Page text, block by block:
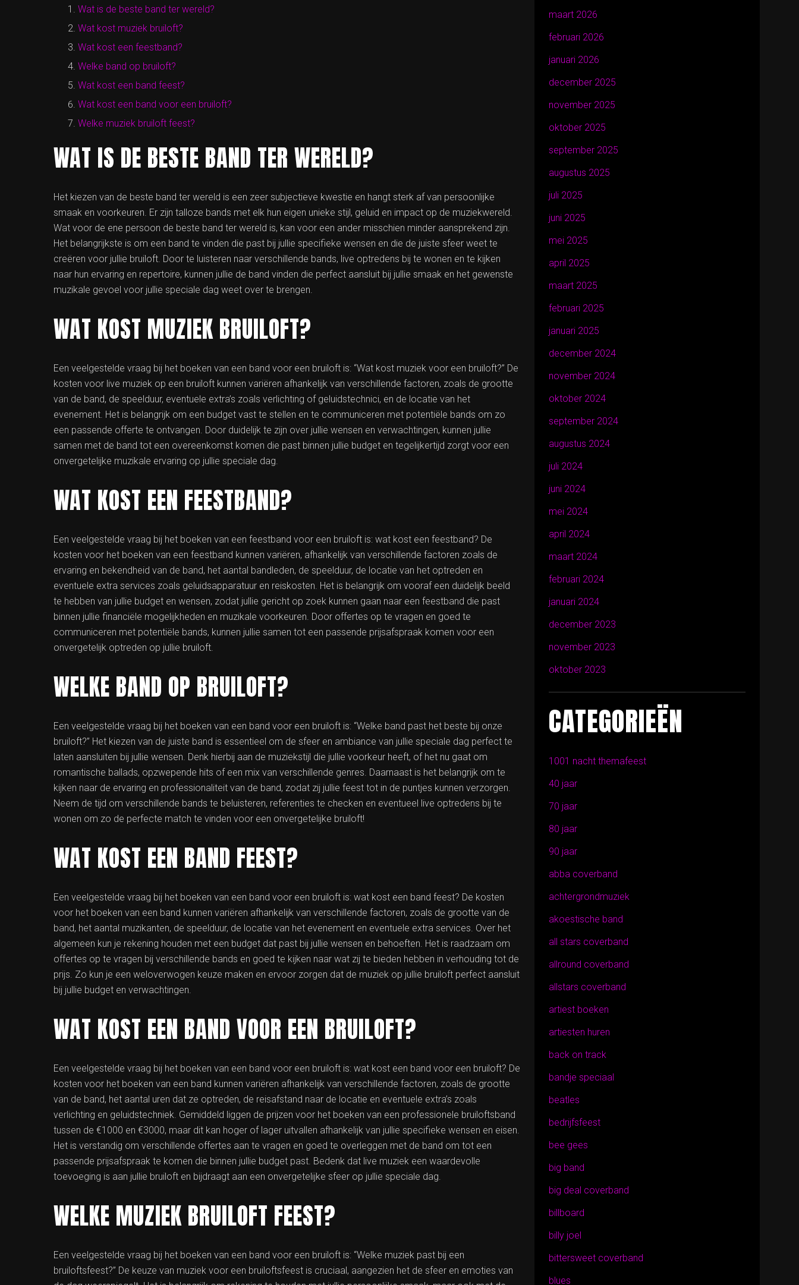
Wat is de beste band ter wereld?
Wat kost muziek bruiloft?
Wat kost een feestband?
Welke band op bruiloft?
Wat kost een band feest?
Wat kost een band voor een bruiloft?
Welke muziek bruiloft feest?
WAT IS DE BESTE BAND TER WERELD?
Het kiezen van de beste band ter wereld is een zeer subjectieve kwestie en hangt sterk af van persoonlijke
smaak en voorkeuren. Er zijn talloze bands met elk hun eigen unieke stijl, geluid en impact op de muziekwereld.
Wat voor de ene persoon de beste band ter wereld is, kan voor een ander misschien minder aansprekend zijn.
Het belangrijkste is om een band te vinden die past bij jullie specifieke wensen en die de juiste sfeer weet te
creëren voor jullie bruiloft. Door te luisteren naar verschillende bands, live optredens bij te wonen en te kijken
naar hun ervaring en repertoire, kunnen jullie de band vinden die perfect aansluit bij jullie smaak en het gewenste
muzikale gevoel voor jullie speciale dag weet over te brengen.
WAT KOST MUZIEK BRUILOFT?
Een veelgestelde vraag bij het boeken van een band voor een bruiloft is: “Wat kost muziek voor een bruiloft?” De
kosten voor live muziek op een bruiloft kunnen variëren afhankelijk van verschillende factoren, zoals de grootte
van de band, de speelduur, eventuele extra’s zoals verlichting of geluidstechnici, en de locatie van het
evenement. Het is belangrijk om een budget vast te stellen en te communiceren met potentiële bands om zo
een passende offerte te ontvangen. Door duidelijk te zijn over jullie wensen en verwachtingen, kunnen jullie
samen met de band tot een overeenkomst komen die past binnen jullie budget en tegelijkertijd zorgt voor een
onvergetelijke muzikale ervaring op jullie speciale dag.
WAT KOST EEN FEESTBAND?
Een veelgestelde vraag bij het boeken van een feestband voor een bruiloft is: wat kost een feestband? De
kosten voor het boeken van een feestband kunnen variëren, afhankelijk van verschillende factoren zoals de
ervaring en bekendheid van de band, het aantal bandleden, de speelduur, de locatie van het optreden en
eventuele extra services zoals geluidsapparatuur en reiskosten. Het is belangrijk om vooraf een duidelijk beeld
te hebben van jullie budget en wensen, zodat jullie gericht op zoek kunnen gaan naar een feestband die past
binnen jullie financiële mogelijkheden en muzikale voorkeuren. Door offertes op te vragen en goed te
communiceren met potentiële bands, kunnen jullie samen tot een passende prijsafspraak komen voor een
onvergetelijk optreden op jullie bruiloft.
WELKE BAND OP BRUILOFT?
Een veelgestelde vraag bij het boeken van een band voor een bruiloft is: “Welke band past het beste bij onze
bruiloft?” Het kiezen van de juiste band is essentieel om de sfeer en ambiance van jullie speciale dag perfect te
laten aansluiten bij jullie wensen. Denk hierbij aan de muziekstijl die jullie voorkeur heeft, of het nu gaat om
romantische ballads, opzwepende hits of een mix van verschillende genres. Daarnaast is het belangrijk om te
kijken naar de ervaring en professionaliteit van de band, zodat zij jullie feest tot in de puntjes kunnen verzorgen.
Neem de tijd om verschillende bands te beluisteren, referenties te checken en eventueel live optredens bij te
wonen om zo de perfecte match te vinden voor een onvergetelijke bruiloft!
WAT KOST EEN BAND FEEST?
Een veelgestelde vraag bij het boeken van een band voor een bruiloft is: wat kost een band feest? De kosten
voor het boeken van een band kunnen variëren afhankelijk van verschillende factoren, zoals de grootte van de
band, het aantal muzikanten, de speelduur, de locatie van het evenement en eventuele extra services. Over het
algemeen kun je rekening houden met een budget dat past bij jullie wensen en behoeften. Het is raadzaam om
offertes op te vragen bij verschillende bands en goed te kijken naar wat zij te bieden hebben in verhouding tot de
prijs. Zo kun je een weloverwogen keuze maken en ervoor zorgen dat de muziek op jullie bruiloft perfect aansluit
bij jullie budget en verwachtingen.
WAT KOST EEN BAND VOOR EEN BRUILOFT?
Een veelgestelde vraag bij het boeken van een band voor een bruiloft is: wat kost een band voor een bruiloft? De
kosten voor het boeken van een band kunnen variëren afhankelijk van verschillende factoren, zoals de grootte
van de band, het aantal uren dat ze optreden, de reisafstand naar de locatie en eventuele extra’s zoals
verlichting en geluidstechniek. Gemiddeld liggen de prijzen voor het boeken van een professionele bruiloftsband
tussen de €1000 en €3000, maar dit kan hoger of lager uitvallen afhankelijk van jullie specifieke wensen en eisen.
Het is verstandig om verschillende offertes aan te vragen en goed te overleggen met de band om tot een
passende prijsafspraak te komen die binnen jullie budget past. Bedenk dat live muziek een waardevolle
toevoeging is aan jullie bruiloft en bijdraagt aan een onvergetelijke sfeer op jullie speciale dag.
WELKE MUZIEK BRUILOFT FEEST?
Een veelgestelde vraag bij het boeken van een band voor een bruiloft is: “Welke muziek past bij een
bruiloftsfeest?” De keuze van muziek voor een bruiloftsfeest is cruciaal, aangezien het de sfeer en emoties van
maart 2026
februari 2026
januari 2026
december 2025
november 2025
oktober 2025
september 2025
augustus 2025
juli 2025
juni 2025
mei 2025
april 2025
maart 2025
februari 2025
januari 2025
december 2024
november 2024
oktober 2024
september 2024
augustus 2024
juli 2024
juni 2024
mei 2024
april 2024
maart 2024
februari 2024
januari 2024
december 2023
november 2023
oktober 2023
CATEGORIEËN
1001 nacht themafeest
40 jaar
70 jaar
80 jaar
90 jaar
abba coverband
achtergrondmuziek
akoestische band
all stars coverband
allround coverband
allstars coverband
artiest boeken
artiesten huren
back on track
bandje speciaal
beatles
bedrijfsfeest
bee gees
big band
big deal coverband
billboard
billy joel
bittersweet coverband
blues